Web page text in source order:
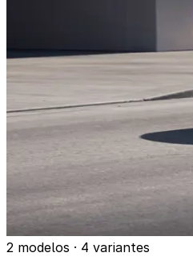
2 modelos · 4 variantes